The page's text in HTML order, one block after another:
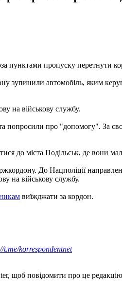
пропуску перетнути
зупинили автомобіль, яким
на військову службу.
про "допомогу". За
до міста Подільськ, де вони
До Нацполіції
на військову службу.
виїжджати за кордон.
t.me/korrespondentnet
щоб повідомити про це